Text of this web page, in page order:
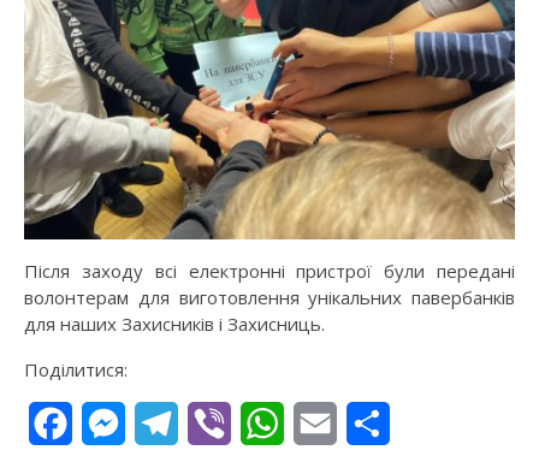
Після заходу всі електронні пристрої були передані
волонтерам для виготовлення унікальних павербанків
для наших Захисників і Захисниць.
Поділитися:
FacebookMessengerTelegram
Viber WhatsApp
Email